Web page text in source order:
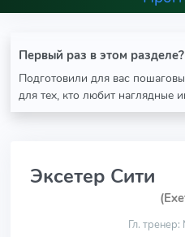
Первый раз в этом разделе?
Подготовили для вас
для тех, кто любит наглядные
Эксетер Сити
Гл.